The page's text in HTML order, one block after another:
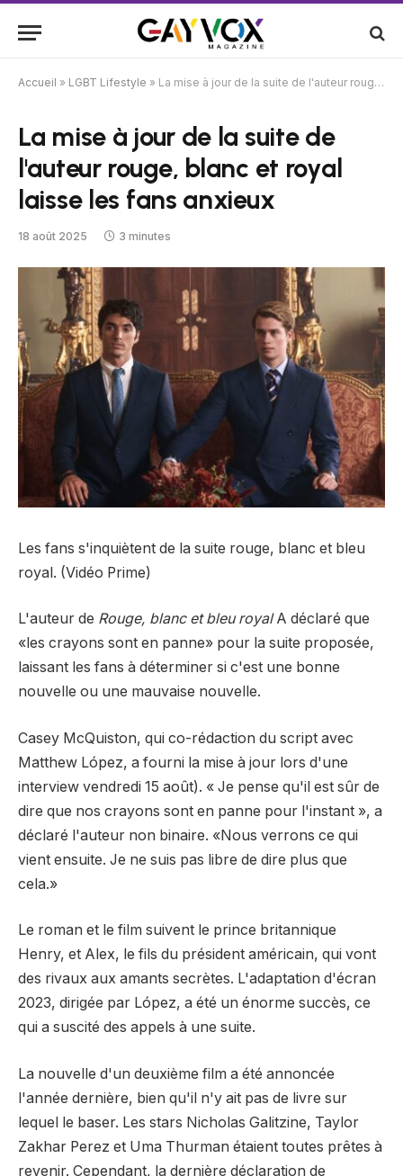
Accueil » LGBT Lifestyle » La mise à jour de la suite de l'auteur rouge, blanc et royal laisse les fans anxieux
La mise à jour de la suite de
l'auteur rouge, blanc et royal
laisse les fans anxieux
18 août 2025 3 minutes
Les fans s'inquiètent de la suite rouge, blanc et bleu
royal. (Vidéo Prime)
L'auteur de Rouge, blanc et bleu royalA déclaré que
«les crayons sont en panne» pour la suite proposée,
laissant les fans à déterminer si c'est une bonne
nouvelle ou une mauvaise nouvelle.
Casey McQuiston, qui co-rédaction du script avec
Matthew López, a fourni la mise à jour lors d'une
interview vendredi 15 août). « Je pense qu'il est sûr de
dire que nos crayons sont en panne pour l'instant », a
déclaré l'auteur non binaire. «Nous verrons ce qui
vient ensuite. Je ne suis pas libre de dire plus que
cela.»
Le roman et le film suivent le prince britannique
Henry, et Alex, le fils du président américain, qui vont
des rivaux aux amants secrètes. L'adaptation d'écran
2023, dirigée par López, a été un énorme succès, ce
qui a suscité des appels à une suite.
La nouvelle d'un deuxième film a été annoncée
l'année dernière, bien qu'il n'y ait pas de livre sur
lequel le baser. Les stars Nicholas Galitzine, Taylor
Zakhar Perez et Uma Thurman étaient toutes prêtes à
revenir. Cependant, la dernière déclaration de